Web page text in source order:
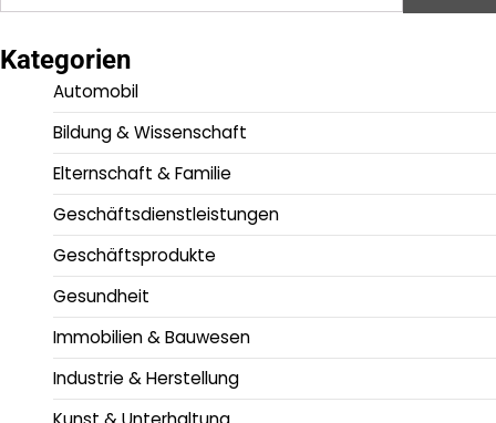
for:
Kategorien
Automobil
Bildung & Wissenschaft
Elternschaft & Familie
Geschäftsdienstleistungen
Geschäftsprodukte
Gesundheit
Immobilien & Bauwesen
Industrie & Herstellung